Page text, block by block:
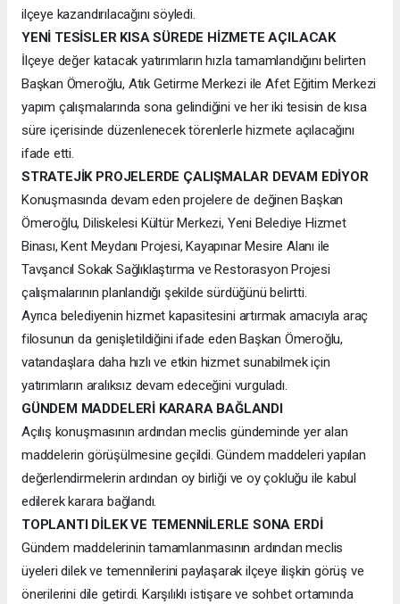
ilçeye kazandırılacağını söyledi.
YENİ TESİSLER KISA SÜREDE HİZMETE AÇILACAK
İlçeye değer katacak yatırımların hızla tamamlandığını belirten
Başkan Ömeroğlu, Atık Getirme Merkezi ile Afet Eğitim Merkezi
yapım çalışmalarında sona gelindiğini ve her iki tesisin de kısa
süre içerisinde düzenlenecek törenlerle hizmete açılacağını
ifade etti.
STRATEJİK PROJELERDE ÇALIŞMALAR DEVAM EDİYOR
Konuşmasında devam eden projelere de değinen Başkan
Ömeroğlu, Diliskelesi Kültür Merkezi, Yeni Belediye Hizmet
Binası, Kent Meydanı Projesi, Kayapınar Mesire Alanı ile
Tavşancıl Sokak Sağlıklaştırma ve Restorasyon Projesi
çalışmalarının planlandığı şekilde sürdüğünü belirtti.
Ayrıca belediyenin hizmet kapasitesini artırmak amacıyla araç
filosunun da genişletildiğini ifade eden Başkan Ömeroğlu,
vatandaşlara daha hızlı ve etkin hizmet sunabilmek için
yatırımların aralıksız devam edeceğini vurguladı.
GÜNDEM MADDELERİ KARARA BAĞLANDI
Açılış konuşmasının ardından meclis gündeminde yer alan
maddelerin görüşülmesine geçildi. Gündem maddeleri yapılan
değerlendirmelerin ardından oy birliği ve oy çokluğu ile kabul
edilerek karara bağlandı.
TOPLANTI DİLEK VE TEMENNİLERLE SONA ERDİ
Gündem maddelerinin tamamlanmasının ardından meclis
üyeleri dilek ve temennilerini paylaşarak ilçeye ilişkin görüş ve
önerilerini dile getirdi. Karşılıklı istişare ve sohbet ortamında